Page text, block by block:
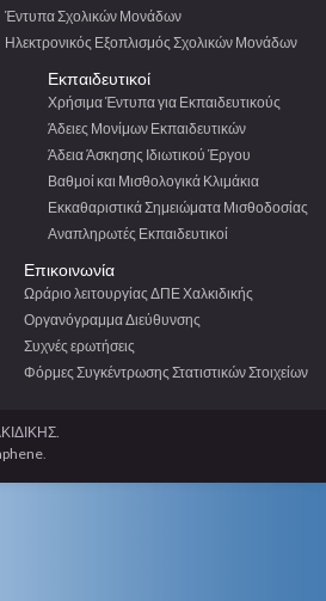
Έντυπα Σχολικών Μονάδων
Ηλεκτρονικός Εξοπλισμός Σχολικών Μονάδων
Εκπαιδευτικοί
Χρήσιμα Έντυπα για Εκπαιδευτικούς
Άδειες Μονίμων Εκπαιδευτικών
Άδεια Άσκησης Ιδιωτικού Έργου
Βαθμοί και Μισθολογικά Κλιμάκια
Εκκαθαριστικά Σημειώματα Μισθοδοσίας
Αναπληρωτές Εκπαιδευτικοί
Επικοινωνία
Ωράριο λειτουργίας ΔΠΕ Χαλκιδικής
Οργανόγραμμα Διεύθυνσης
Συχνές ερωτήσεις
Φόρμες Συγκέντρωσης Στατιστικών Στοιχείων